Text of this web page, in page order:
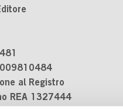
al Registro
REA 1327444